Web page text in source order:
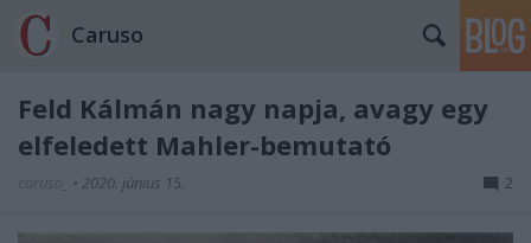
Caruso
Feld Kálmán nagy napja, avagy egy
elfeledett Mahler-bemutató
caruso_ • 2020. június 15. 2